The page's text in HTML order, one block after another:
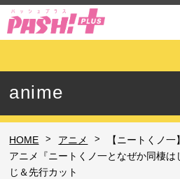
anime
HOME > アニメ >
【ニートくノ
アニメ『ニートくノ一となぜか同棲
じ＆先行カット